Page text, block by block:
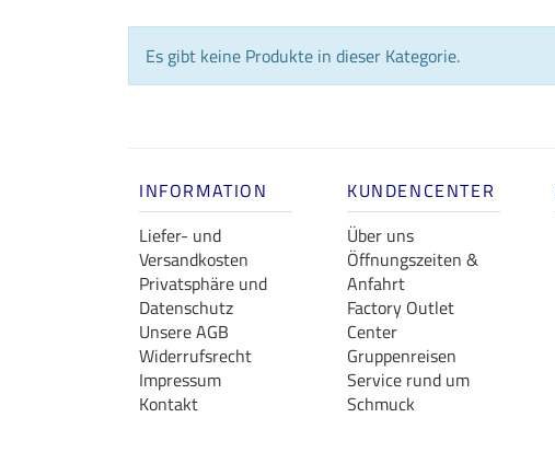
Es gibt keine Produkte in dieser Kategorie.
INFORMATION
Liefer- und
Versandkosten
Privatsphäre und
Datenschutz
Unsere AGB
Widerrufsrecht
Impressum
Kontakt
KUNDENCENTER
Über uns
Öffnungszeiten &
Anfahrt
Factory Outlet
Center
Gruppenreisen
Service rund um
Schmuck